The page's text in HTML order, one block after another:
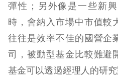
彈性；另外像是一些新
時，會納入市場中市值較
往往是效率不佳的國營企
司，被動型基金比較難避
基金可以透過經理人的研